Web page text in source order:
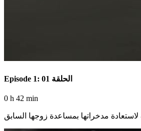
Episode 1: الحلقة 01
0 h 42 min
مدخراتها بمساعدة زوجها السابق